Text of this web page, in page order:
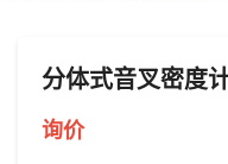
分体式音叉密度
询价